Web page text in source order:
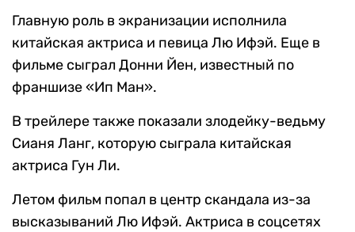
Главную роль в экранизации исполнила
китайская актриса и певица Лю Ифэй. Еще в
фильме сыграл Донни Йен, известный по
франшизе «Ип Ман».
В трейлере также показали злодейку-ведьму
Сианя Ланг, которую сыграла китайская
актриса Гун Ли.
Летом фильм попал в центр скандала из-за
высказываний Лю Ифэй. Актриса в соцсетях